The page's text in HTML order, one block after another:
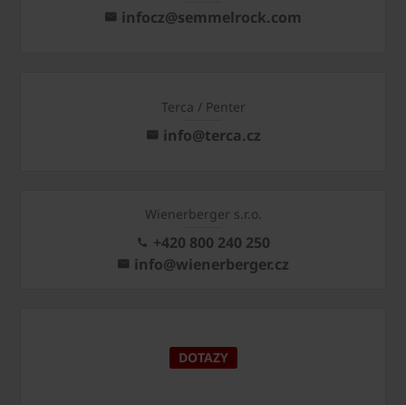
infocz@semmelrock.com
Terca / Penter
info@terca.cz
Wienerberger s.r.o.
+420 800 240 250
info@wienerberger.cz
DOTAZY